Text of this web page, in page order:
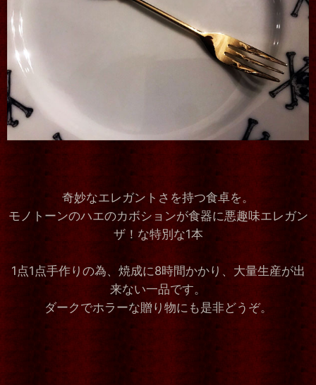
奇妙なエレガントさを持つ食卓を。
モノトーンのハエのカボションが食器に悪趣味エレガン
ザ！な特別な1本
1点1点手作りの為、焼成に8時間かかり、大量生産が出
来ない一品です。
ダークでホラーな贈り物にも是非どうぞ。